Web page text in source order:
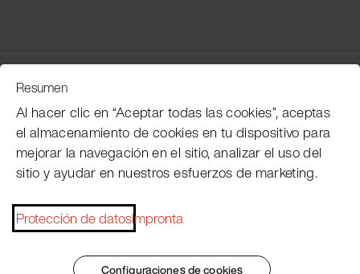
Servicio de atención al cliente
Subscribe Pacojet Newsletter
Would you like to be regularly updated on news, event
Resumen
Al hacer clic en “Aceptar todas las cookies”, aceptas
el almacenamiento de cookies en tu dispositivo para
mejorar la navegación en el sitio, analizar el uso del
sitio y ayudar en nuestros esfuerzos de marketing.
Protección de datosImpronta
Configuraciones de cookies